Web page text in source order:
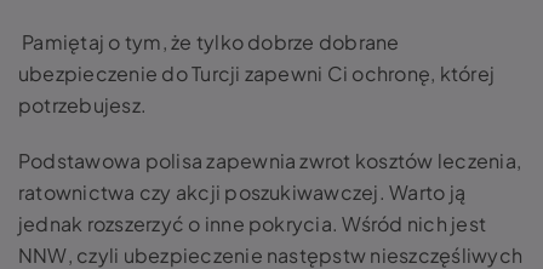
Pamiętaj o tym, że tylko dobrze dobrane
ubezpieczenie do Turcji zapewni Ci ochronę, której
potrzebujesz.
Podstawowa polisa zapewnia zwrot kosztów leczenia,
ratownictwa czy akcji poszukiwawczej. Warto ją
jednak rozszerzyć o inne pokrycia. Wśród nich jest
NNW, czyli ubezpieczenie następstw nieszczęśliwych